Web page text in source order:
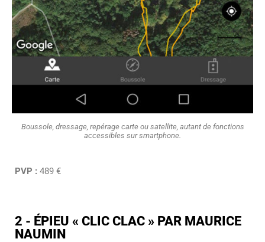
Boussole, dressage, repérage carte ou satellite, autant de fonctions
accessibles sur smartphone.
PVP : 489 €
2 - ÉPIEU « CLIC CLAC » PAR MAURICE
NAUMIN